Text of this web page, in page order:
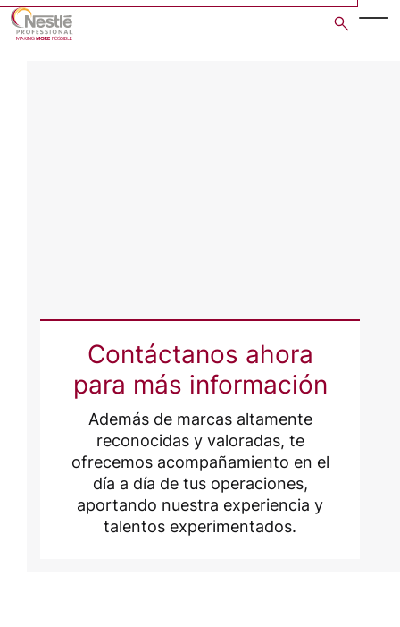
Skip
Contáctanos ahora
para más información
Además de marcas altamente
reconocidas y valoradas, te
ofrecemos acompañamiento en el
día a día de tus operaciones,
aportando nuestra experiencia y
talentos experimentados.